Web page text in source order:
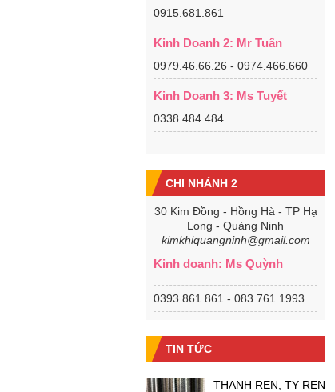
0915.681.861
Kinh Doanh 2: Mr Tuấn
0979.46.66.26 - 0974.466.660
Kinh Doanh 3: Ms Tuyết
0338.484.484
CHI NHÁNH 2
30 Kim Đồng - Hồng Hà - TP Hạ
Long - Quảng Ninh
kimkhiquangninh@gmail.com
Kinh doanh: Ms Quỳnh
0393.861.861 - 083.761.1993
TIN TỨC
THANH REN, TY REN